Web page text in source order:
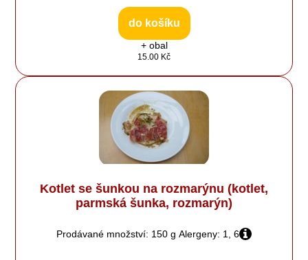
do košíku
+ obal
15.00 Kč
Kotlet se šunkou na rozmarýnu (kotlet,
parmská šunka, rozmarýn)
Prodávané množství: 150 g Alergeny: 1, 6